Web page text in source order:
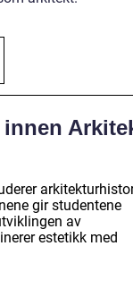
gir studentene
av
estetikk med